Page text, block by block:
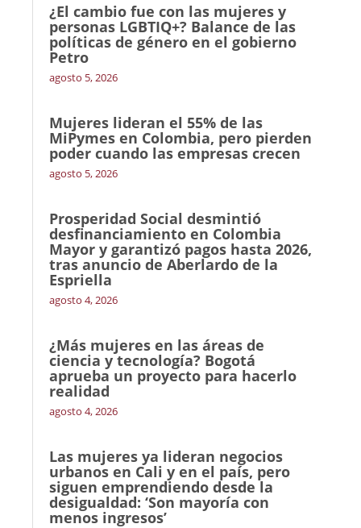
¿El cambio fue con las mujeres y
personas LGBTIQ+? Balance de las
políticas de género en el gobierno
Petro
agosto 5, 2026
Mujeres lideran el 55% de las
MiPymes en Colombia, pero pierden
poder cuando las empresas crecen
agosto 5, 2026
Prosperidad Social desmintió
desfinanciamiento en Colombia
Mayor y garantizó pagos hasta 2026,
tras anuncio de Aberlardo de la
Espriella
agosto 4, 2026
¿Más mujeres en las áreas de
ciencia y tecnología? Bogotá
aprueba un proyecto para hacerlo
realidad
agosto 4, 2026
Las mujeres ya lideran negocios
urbanos en Cali y en el país, pero
siguen emprendiendo desde la
desigualdad: ‘Son mayoría con
menos ingresos’